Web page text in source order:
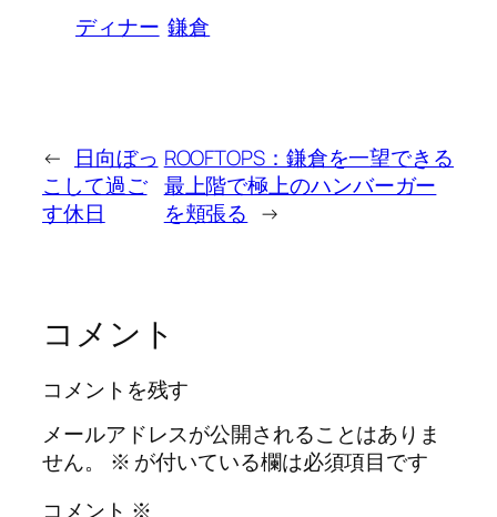
ディナー 鎌倉
←
日向ぼっ
こして過ご
す休日
ROOFTOPS：鎌倉を一望できる
最上階で極上のハンバーガー
を頬張る →
コメント
コメントを残す
メールアドレスが公開されることはありま
せん。
※ が付いている欄は必須項目です
コメント ※